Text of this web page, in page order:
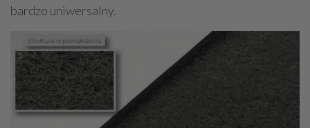
bardzo uniwersalny.